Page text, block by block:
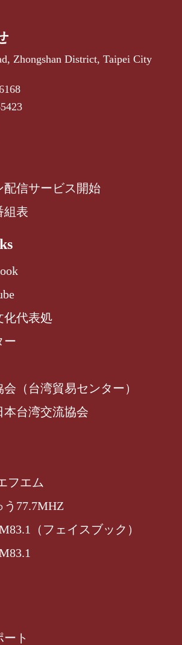
Zhongshan District, Taipei City
配信サービス開始
組表
化代表処
ー
（台湾貿易センター）
台湾交流協会
フエム
77.7MHZ
（フェイスブック）
ト